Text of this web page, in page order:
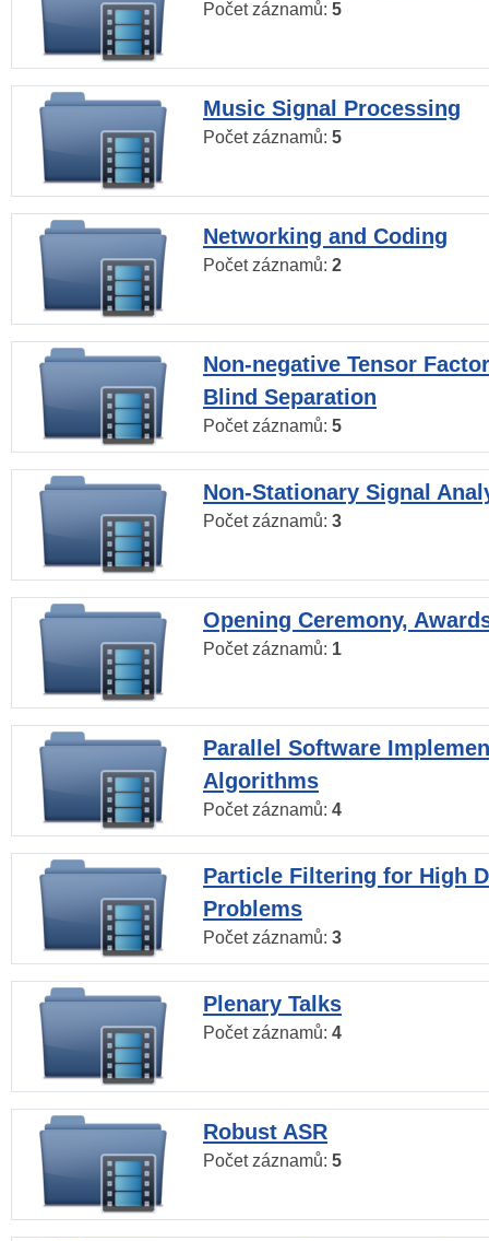
Počet záznamů: 5
Music Signal Processing
Počet záznamů: 5
Networking and Coding
Počet záznamů: 2
Non-negative Tensor
Blind Separation
Počet záznamů: 5
Non-Stationary Signal
Počet záznamů: 3
Opening Ceremony,
Počet záznamů: 1
Parallel Software
Algorithms
Počet záznamů: 4
Particle Filtering for High
Problems
Počet záznamů: 3
Plenary Talks
Počet záznamů: 4
Robust ASR
Počet záznamů: 5